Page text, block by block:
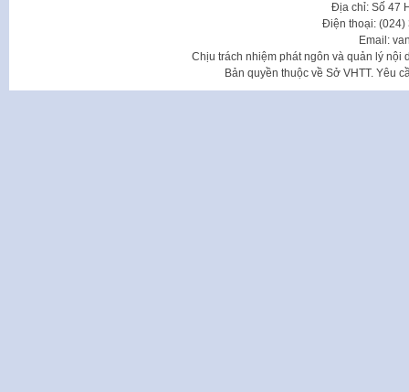
Địa chỉ: Số 47
Điện thoại: (024)
Email:
Chịu trách nhiệm phát ngôn và quản lý nội
Bản quyền thuộc về Sở VHTT. Yêu